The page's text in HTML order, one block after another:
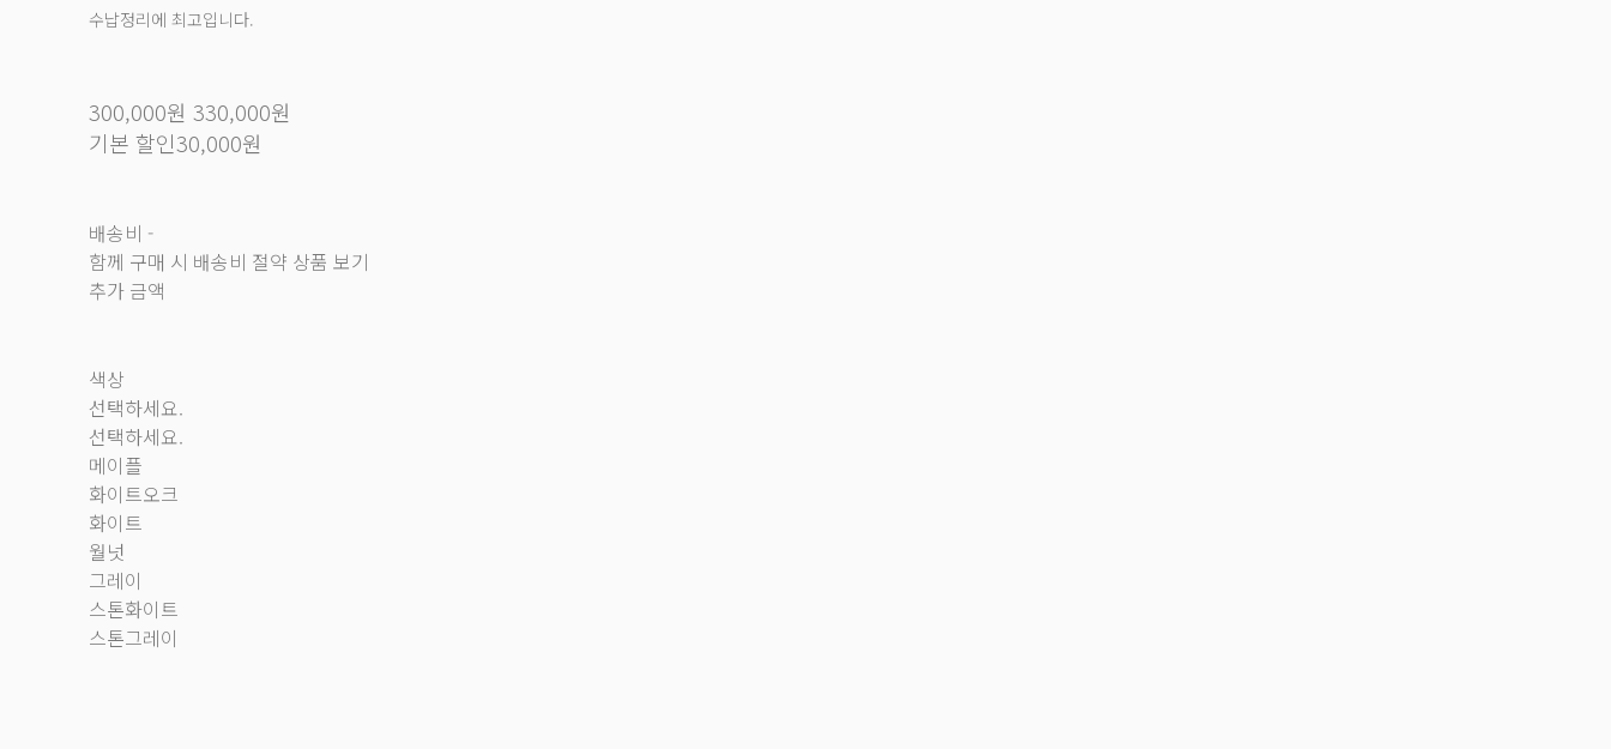
수납정리에 최고입니다.
300,000원330,000원
기본 할인30,000원
배송비 -
함께 구매 시 배송비 절약 상품 보기
추가 금액
색상
선택하세요.
선택하세요.
메이플
화이트오크
화이트
월넛
그레이
스톤화이트
스톤그레이